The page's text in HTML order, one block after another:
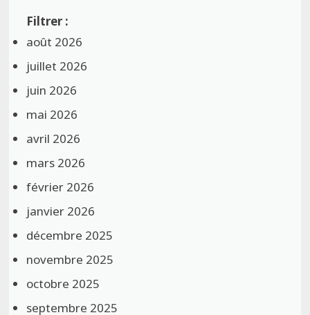
août 2026
juillet 2026
juin 2026
mai 2026
avril 2026
mars 2026
février 2026
janvier 2026
décembre 2025
novembre 2025
octobre 2025
septembre 2025